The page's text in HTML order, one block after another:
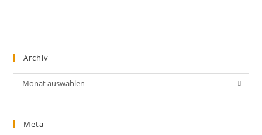
Archiv
Archiv
Monat auswählen
Meta